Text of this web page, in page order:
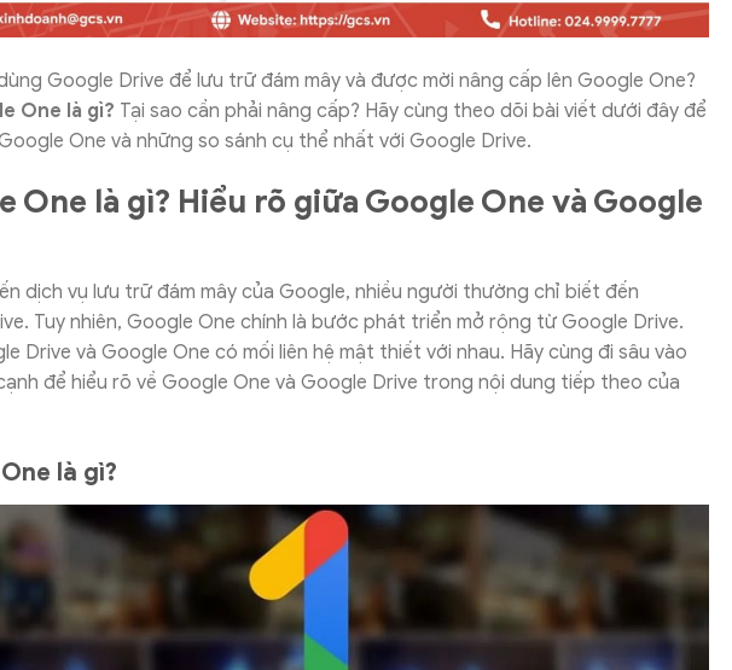
Google Drive để lưu trữ đám mây và được mời nâng cấp lên Google One?
One là gì? Tại sao cần phải nâng cấp? Hãy cùng theo dõi bài viết dưới đây để
One và những so sánh cụ thể nhất với Google Drive.
One là gì? Hiểu rõ giữa Google One và Google
dịch vụ lưu trữ đám mây của Google, nhiều người thường chỉ biết đến
Tuy nhiên, Google One chính là bước phát triển mở rộng từ Google Drive.
Drive và Google One có mối liên hệ mật thiết với nhau. Hãy cùng đi sâu vào
để hiểu rõ về Google One và Google Drive trong nội dung tiếp theo của
là gì?